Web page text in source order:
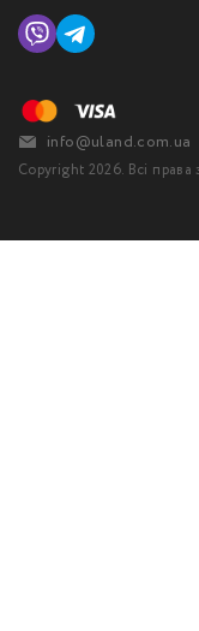
Copyright 2026. Всі права
info@uland.com.ua